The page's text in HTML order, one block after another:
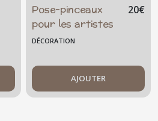
Pose-pinceaux
pour les artistes
20€
DÉCORATION
AJOUTER